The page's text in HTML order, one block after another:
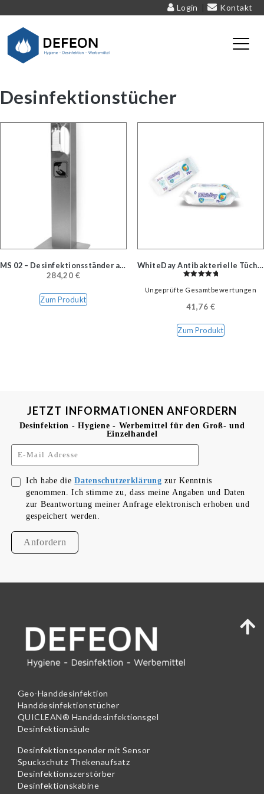
Login Kontakt
Desinfektionstücher
MS 02 – Desinfektionsständer aus Alu
284,20 €
Zum Produkt
WhiteDay Antibakterielle Tücher
mit
Ungeprüfte Gesamtbewertungen
41,76 €
Zum Produkt
JETZT INFORMATIONEN ANFORDERN
Desinfektion - Hygiene - Werbemittel für den Groß- und
Einzelhandel
Ich habe dieDatenschutzerklärung zur Kenntnis
genommen. Ich stimme zu, dass meine Angaben und Daten
zur Beantwortung meiner Anfrage elektronisch erhoben und
gespeichert werden.
Geo-Handdesinfektion
Handdesinfektionstücher
QUICLEAN® Handdesinfektionsgel
Desinfektionsäule
Desinfektionsspender mit Sensor
Spuckschutz Thekenaufsatz
Desinfektionszerstörber
Desinfektionskabine